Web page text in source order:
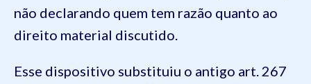
não declarando quem tem razão quanto ao
direito material discutido.
Esse dispositivo substituiu o antigo art. 267